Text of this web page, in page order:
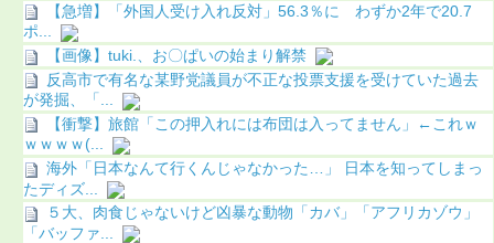
【急増】「外国人受け入れ反対」56.3％に わずか2年で20.7
ポ...
【画像】tuki.、お〇ぱいの始まり解禁
反高市で有名な某野党議員が不正な投票支援を受けていた過去
が発掘、「...
【衝撃】旅館「この押入れには布団は入ってません」←これｗ
ｗｗｗｗ(...
海外「日本なんて行くんじゃなかった…」 日本を知ってしまっ
たディズ...
５大、肉食じゃないけど凶暴な動物「カバ」「アフリカゾウ」
「バッファ...